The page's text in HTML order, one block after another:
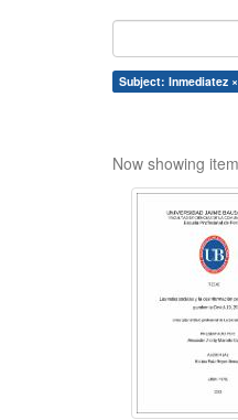
Subject: Inmediatez ×
Now showing